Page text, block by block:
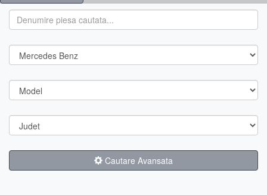
Cautare Avansata